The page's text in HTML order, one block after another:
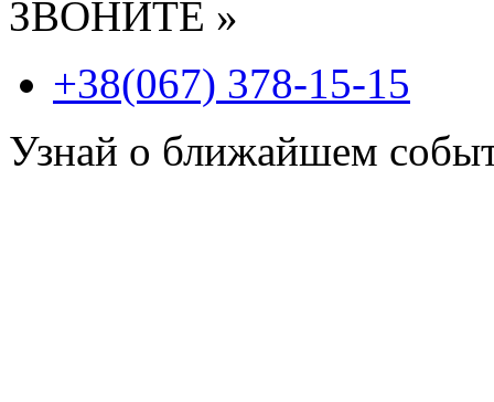
ЗВОНИТЕ »
+38(067) 378-15-15
Узнай о ближайшем